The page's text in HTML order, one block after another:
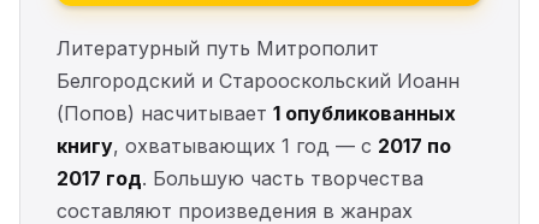
Литературный путь Митрополит
Белгородский и Старооскольский Иоанн
(Попов) насчитывает 1 опубликованных
книгу, охватывающих 1 год — с 2017 по
2017 год. Большую часть творчества
составляют произведения в жанрах